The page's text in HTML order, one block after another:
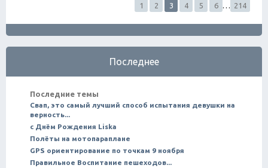
1
2 3 4 5 6 … 214
Последнее
Последние темы
Свап, это самый лучший способ испытания девушки на
верность...
с Днём Рождения Liska
Полёты на мотопараплане
GPS ориентирование по точкам 9 ноября
Правильное Воспитание пешеходов...